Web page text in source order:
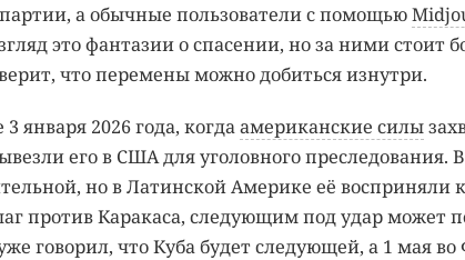
а обычные пользователи с помощью
это фантазии о спасении, но за ними стоит
что перемены можно добиться изнутри.
января 2026 года, когдаамериканские силы
его в США для уголовного преследования.
но в Латинской Америке её восприняли
против Каракаса, следующим под удар может
говорил, что Куба будет следующей, а 1 мая во